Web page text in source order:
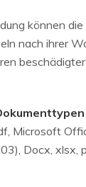
können
nach ihrer
Microsoft
Docx, xlsx,